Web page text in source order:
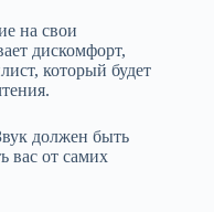
на свои
дискомфорт,
который будет
должен быть
вас от самих